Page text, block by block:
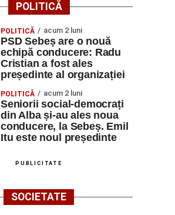
POLITICĂ
POLITICĂ acum 2 luni
PSD Sebeș are o nouă
echipă conducere: Radu
Cristian a fost ales
președinte al organizației
POLITICĂ acum 2 luni
Seniorii social-democrați
din Alba și-au ales noua
conducere, la Sebeș. Emil
Itu este noul președinte
PUBLICITATE
SOCIETATE